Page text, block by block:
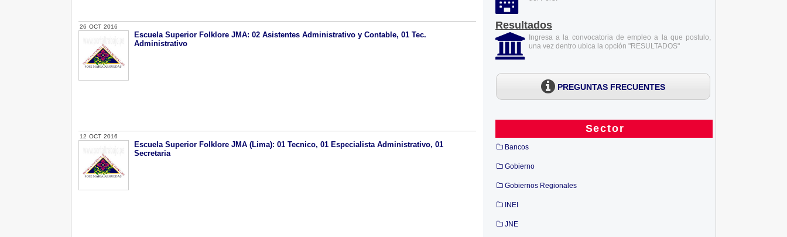
26 OCT 2016
Escuela Superior Folklore JMA: 02 Asistentes Administrativo y Contable, 01 Tec.
Administrativo
12 OCT 2016
Escuela Superior Folklore JMA (Lima): 01 Tecnico, 01 Especialista Administrativo, 01
Secretaria
Resultados
Ingresa a la convocatoria de empleo a la que postulo,
una vez dentro ubica la opción "RESULTADOS"
PREGUNTAS FRECUENTES
Sector
Bancos
Gobierno
Gobiernos Regionales
INEI
JNE